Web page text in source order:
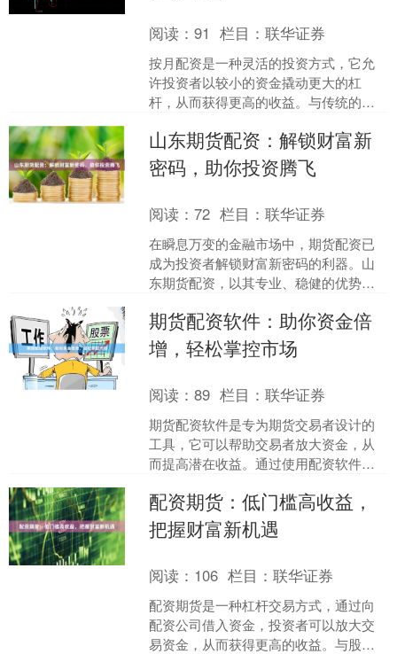
阅读：91 栏目：联华证券
按月配资是一种灵活的投资方式，它允
许投资者以较小的资金撬动更大的杠
杆，从而获得更高的收益。与传统的配
者可以根据自己的资金情况和....
山东期货配资：解锁财富新
密码，助你投资腾飞
阅读：72 栏目：联华证券
在瞬息万变的金融市场中，期货配资已
成为投资者解锁财富新密码的利器。山
东期货配资，以其专业、稳健的优势，
资是指投资者以一定比例....
期货配资软件：助你资金倍
增，轻松掌控市场
阅读：89 栏目：联华证券
期货配资软件是专为期货交易者设计的
工具，它可以帮助交易者放大资金，从
而提高潜在收益。通过使用配资软件，
金进行更大的交易。 期货....
配资期货：低门槛高收益，
把握财富新机遇
阅读： 106 栏目：联华证券
配资期货是一种杠杆交易方式，通过向
配资公司借入资金，投资者可以放大交
易资金，从而获得更高的收益。与股票